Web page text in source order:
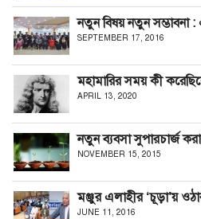
নতুন বিষয় নতুন সম্ভাবনা :
SEPTEMBER 17, 2016
মহামারির সময় কী
APRIL 13, 2020
নতুন ব্যবসা সুপারচার্জ
NOVEMBER 15, 2015
মঞ্জুর এলাহীর ‘চূড়া’য়
JUNE 11, 2016